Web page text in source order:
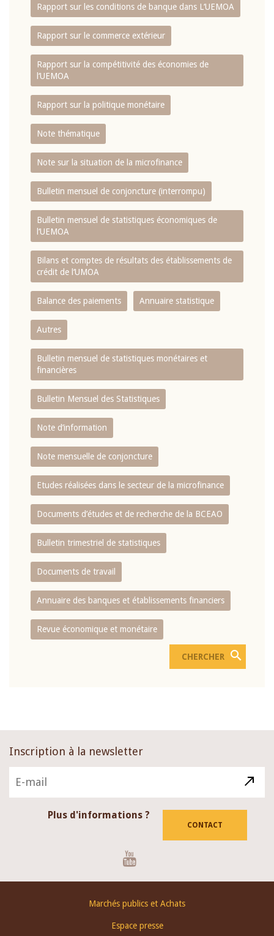
Rapport sur les conditions de banque dans L‘UEMOA
Rapport sur le commerce extérieur
Rapport sur la compétitivité des économies de
l‘UEMOA
Rapport sur la politique monétaire
Note thématique
Note sur la situation de la microfinance
Bulletin mensuel de conjoncture (interrompu)
Bulletin mensuel de statistiques économiques de
l‘UEMOA
Bilans et comptes de résultats des établissements de
crédit de l‘UMOA
Balance des paiements Annuaire statistique
Autres
Bulletin mensuel de statistiques monétaires et
financières
Bulletin Mensuel des Statistiques
Note d’information
Note mensuelle de conjoncture
Etudes réalisées dans le secteur de la microfinance
Documents d’études et de recherche de la BCEAO
Bulletin trimestriel de statistiques
Documents de travail
Annuaire des banques et établissements financiers
Revue économique et monétaire
Inscription à la newsletter
Plus d'informations ?
CONTACT
Marchés publics et Achats
Espace presse